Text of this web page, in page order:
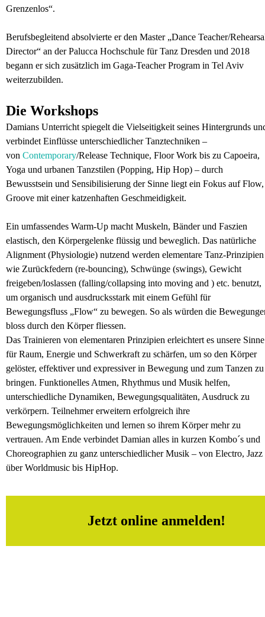
Grenzenlos“.
Berufsbegleitend absolvierte er den Master „Dance Teacher/
Director“ an der Palucca Hochschule für Tanz Dresden und 2018
begann er sich zusätzlich im Gaga-Teacher Program in Tel Aviv
weiterzubilden.
Die Workshops
Damians Unterricht spiegelt die Vielseitigkeit seines Hintergrunds
verbindet Einflüsse unterschiedlicher Tanztechniken –
von Contemporary/Release Technique, Floor Work bis zu Capoeira,
Yoga und urbanen Tanzstilen (Popping, Hip Hop) – durch
Bewusstsein und Sensibilisierung der Sinne liegt ein Fokus auf Flow,
Groove mit einer katzenhaften Geschmeidigkeit.
Ein umfassendes Warm-Up macht Muskeln, Bänder und Faszien
elastisch, den Körpergelenke flüssig und beweglich. Das natürliche
Alignment (Physiologie) nutzend werden elementare Tanz-Prinzipien
wie Zurückfedern (re-bouncing), Schwünge (swings), Gewicht
freigeben/loslassen (falling/collapsing into moving and ) etc. benutzt,
um organisch und ausdrucksstark mit einem Gefühl für
Bewegungsfluss „Flow“ zu bewegen. So als würden die
bloss durch den Körper fliessen.
Das Trainieren von elementaren Prinzipien erleichtert es unsere Sinne
für Raum, Energie und Schwerkraft zu schärfen, um so den Körper
gelöster, effektiver und expressiver in Bewegung und zum Tanzen zu
bringen. Funktionelles Atmen, Rhythmus und Musik helfen,
unterschiedliche Dynamiken, Bewegungsqualitäten, Ausdruck zu
verkörpern. Teilnehmer erweitern erfolgreich ihre
Bewegungsmöglichkeiten und lernen so ihrem Körper mehr zu
vertrauen. Am Ende verbindet Damian alles in kurzen Kombo´s und
Choreographien zu ganz unterschiedlicher Musik – von Electro, Jazz
über Worldmusic bis HipHop.
Jetzt online anmelden!